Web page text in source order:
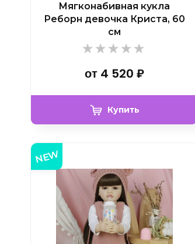
Мягконабивная кукла
Реборн девочка Криста, 60
см
от4 520 ₽
Купить
NEW